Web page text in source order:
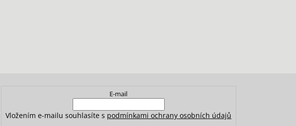
E-mail
Vložením e-mailu souhlasíte s podmínkami ochrany osobních údajů